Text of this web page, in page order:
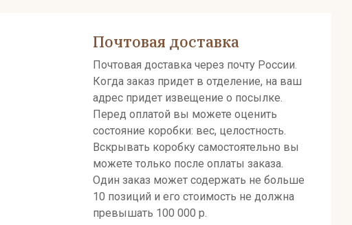
Почтовая доставка
Почтовая доставка через почту России.
Когда заказ придет в отделение, на ваш
адрес придет извещение о посылке.
Перед оплатой вы можете оценить
состояние коробки: вес, целостность.
Вскрывать коробку самостоятельно вы
можете только после оплаты заказа.
Один заказ может содержать не больше
10 позиций и его стоимость не должна
превышать 100 000 р.